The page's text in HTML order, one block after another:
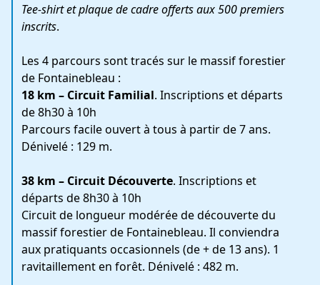
Tee-shirt et plaque de cadre offerts aux 500 premiers
inscrits.
Les 4 parcours sont tracés sur le massif forestier
de Fontainebleau :
18 km – Circuit Familial. Inscriptions et départs
de 8h30 à 10h
Parcours facile ouvert à tous à partir de 7 ans.
Dénivelé : 129 m.
38 km – Circuit Découverte. Inscriptions et
départs de 8h30 à 10h
Circuit de longueur modérée de découverte du
massif forestier de Fontainebleau. Il conviendra
aux pratiquants occasionnels (de + de 13 ans). 1
ravitaillement en forêt. Dénivelé : 482 m.